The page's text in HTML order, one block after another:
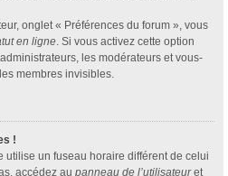
onglet « Préférences du forum », vous
en ligne. Si vous activez cette option
les modérateurs et vous-
membres invisibles.
!
utilise un fuseau horaire différent de celui
accédez au panneau de l’utilisateuret